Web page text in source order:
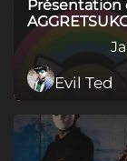
Présentation
Evil Ted